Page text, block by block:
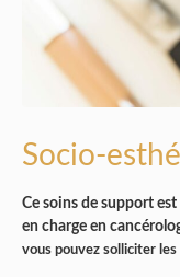
Socio-
Ce soins de support
en charge en
vous pouvez solliciter